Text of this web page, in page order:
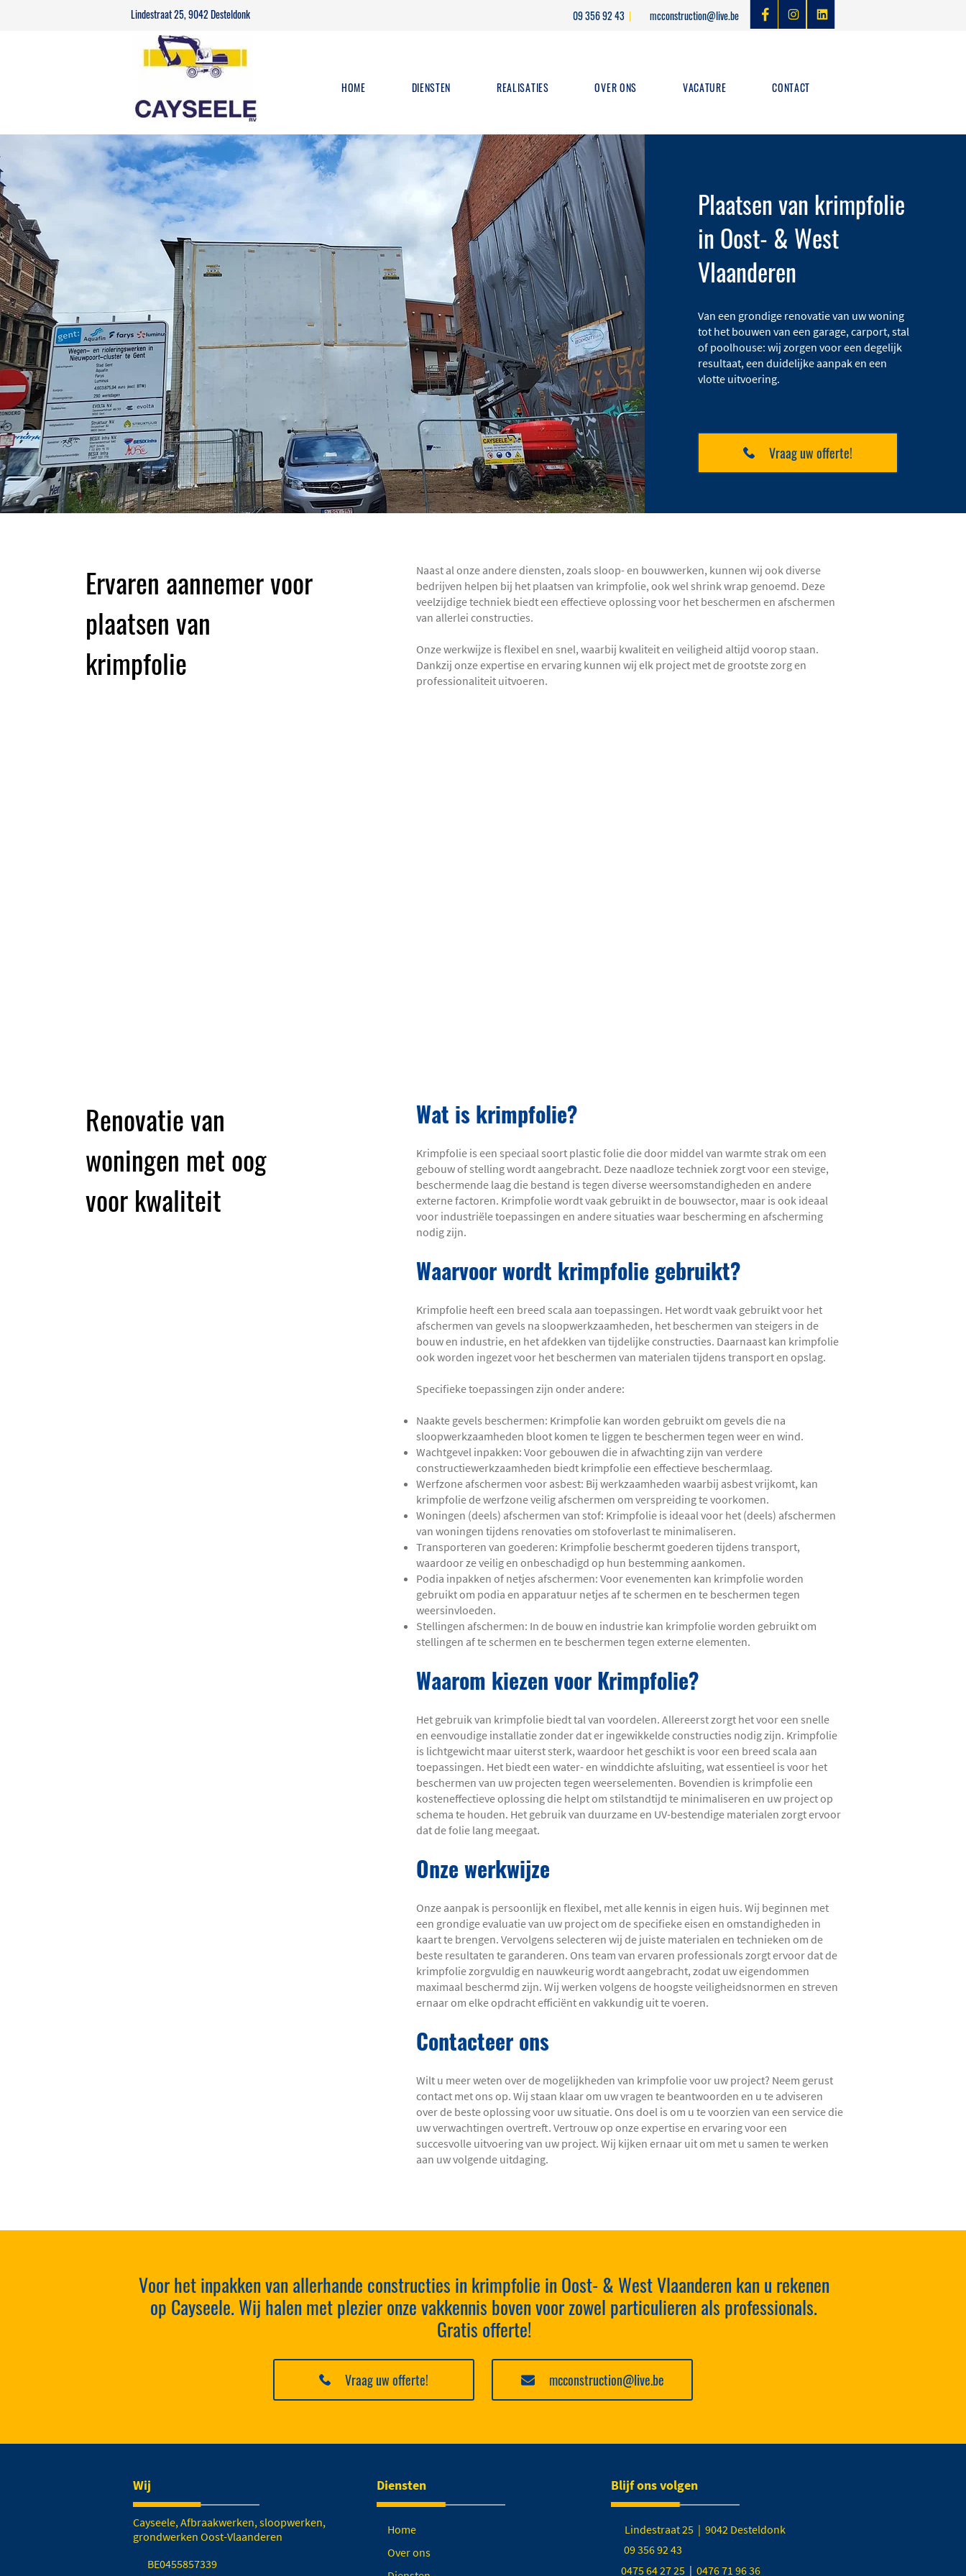
Lindestraat 25, 9042 Desteldonk 09 356 92 43 mcconstruction@live.be
HOME DIENSTEN REALISATIES OVER ONS VACATURE CONTACT
Plaatsen van krimpfolie
in Oost- & West
Vlaanderen
Van een grondige renovatie van uw woning
tot het bouwen van een garage, carport, stal
of poolhouse: wij zorgen voor een degelijk
resultaat, een duidelijke aanpak en een
vlotte uitvoering.
Vraag uw offerte!
Ervaren aannemer voor
plaatsen van
krimpfolie
Naast al onze andere diensten, zoals sloop- en bouwwerken, kunnen wij ook diverse
bedrijven helpen bij het plaatsen van krimpfolie, ook wel shrink wrap genoemd. Deze
veelzijdige techniek biedt een effectieve oplossing voor het beschermen en afschermen
van allerlei constructies.
Onze werkwijze is flexibel en snel, waarbij kwaliteit en veiligheid altijd voorop staan.
Dankzij onze expertise en ervaring kunnen wij elk project met de grootste zorg en
professionaliteit uitvoeren.
Renovatie van
woningen met oog
voor kwaliteit
Wat is krimpfolie?
Krimpfolie is een speciaal soort plastic folie die door middel van warmte strak om een
gebouw of stelling wordt aangebracht. Deze naadloze techniek zorgt voor een stevige,
beschermende laag die bestand is tegen diverse weersomstandigheden en andere
externe factoren. Krimpfolie wordt vaak gebruikt in de bouwsector, maar is ook ideaal
voor industriële toepassingen en andere situaties waar bescherming en afscherming
nodig zijn.
Waarvoor wordt krimpfolie gebruikt?
Krimpfolie heeft een breed scala aan toepassingen. Het wordt vaak gebruikt voor het
afschermen van gevels na sloopwerkzaamheden, het beschermen van steigers in de
bouw en industrie, en het afdekken van tijdelijke constructies. Daarnaast kan krimpfolie
ook worden ingezet voor het beschermen van materialen tijdens transport en opslag.
Specifieke toepassingen zijn onder andere:
Naakte gevels beschermen: Krimpfolie kan worden gebruikt om gevels die na
sloopwerkzaamheden bloot komen te liggen te beschermen tegen weer en wind.
Wachtgevel inpakken: Voor gebouwen die in afwachting zijn van verdere
constructiewerkzaamheden biedt krimpfolie een effectieve beschermlaag.
Werfzone afschermen voor asbest: Bij werkzaamheden waarbij asbest vrijkomt, kan
krimpfolie de werfzone veilig afschermen om verspreiding te voorkomen.
Woningen (deels) afschermen van stof: Krimpfolie is ideaal voor het (deels) afschermen
van woningen tijdens renovaties om stofoverlast te minimaliseren.
Transporteren van goederen: Krimpfolie beschermt goederen tijdens transport,
waardoor ze veilig en onbeschadigd op hun bestemming aankomen.
Podia inpakken of netjes afschermen: Voor evenementen kan krimpfolie worden
gebruikt om podia en apparatuur netjes af te schermen en te beschermen tegen
weersinvloeden.
Stellingen afschermen: In de bouw en industrie kan krimpfolie worden gebruikt om
stellingen af te schermen en te beschermen tegen externe elementen.
Waarom kiezen voor Krimpfolie?
Het gebruik van krimpfolie biedt tal van voordelen. Allereerst zorgt het voor een snelle
en eenvoudige installatie zonder dat er ingewikkelde constructies nodig zijn. Krimpfolie
is lichtgewicht maar uiterst sterk, waardoor het geschikt is voor een breed scala aan
toepassingen. Het biedt een water- en winddichte afsluiting, wat essentieel is voor het
beschermen van uw projecten tegen weerselementen. Bovendien is krimpfolie een
kosteneffectieve oplossing die helpt om stilstandtijd te minimaliseren en uw project op
schema te houden. Het gebruik van duurzame en UV-bestendige materialen zorgt ervoor
dat de folie lang meegaat.
Onze werkwijze
Onze aanpak is persoonlijk en flexibel, met alle kennis in eigen huis. Wij beginnen met
een grondige evaluatie van uw project om de specifieke eisen en omstandigheden in
kaart te brengen. Vervolgens selecteren wij de juiste materialen en technieken om de
beste resultaten te garanderen. Ons team van ervaren professionals zorgt ervoor dat de
krimpfolie zorgvuldig en nauwkeurig wordt aangebracht, zodat uw eigendommen
maximaal beschermd zijn. Wij werken volgens de hoogste veiligheidsnormen en streven
ernaar om elke opdracht efficiënt en vakkundig uit te voeren.
Contacteer ons
Wilt u meer weten over de mogelijkheden van krimpfolie voor uw project? Neem gerust
contact met ons op. Wij staan klaar om uw vragen te beantwoorden en u te adviseren
over de beste oplossing voor uw situatie. Ons doel is om u te voorzien van een service die
uw verwachtingen overtreft. Vertrouw op onze expertise en ervaring voor een
succesvolle uitvoering van uw project. Wij kijken ernaar uit om met u samen te werken
aan uw volgende uitdaging.
Voor het inpakken van allerhande constructies in krimpfolie in Oost- & West Vlaanderen kan u rekenen
op Cayseele. Wij halen met plezier onze vakkennis boven voor zowel particulieren als professionals.
Gratis offerte!
Vraag uw offerte! mcconstruction@live.be
Wij
Cayseele, Afbraakwerken, sloopwerken,
grondwerken Oost-Vlaanderen
BE0455857339
Diensten
Home
Over ons
Blijf ons volgen
Lindestraat 25 | 9042 Desteldonk
09 356 92 43
0475 64 27 25 | 0476 71 96 36